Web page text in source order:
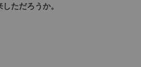
ただろうか。